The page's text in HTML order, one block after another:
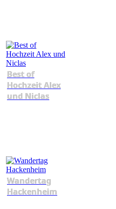
Best of
Hochzeit Alex
und Niclas
Wandertag
Hackenheim